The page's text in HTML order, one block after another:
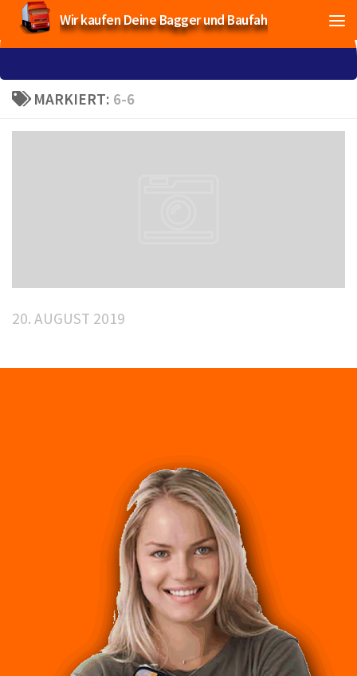
Wir kaufen Deine Bagger und Baufahrzeuge!
MARKIERT: 6-6
20. AUGUST 2019